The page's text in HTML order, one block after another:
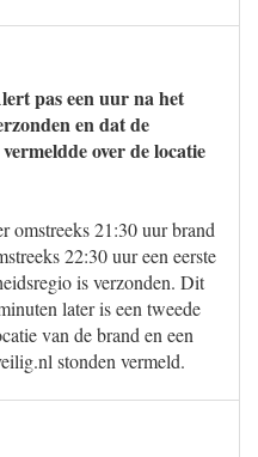
pas een uur na het
en dat de
over de locatie
omstreeks 21:30 uur brand
22:30 uur een eerste
is verzonden. Dit
later is een tweede
van de brand en een
stonden vermeld.